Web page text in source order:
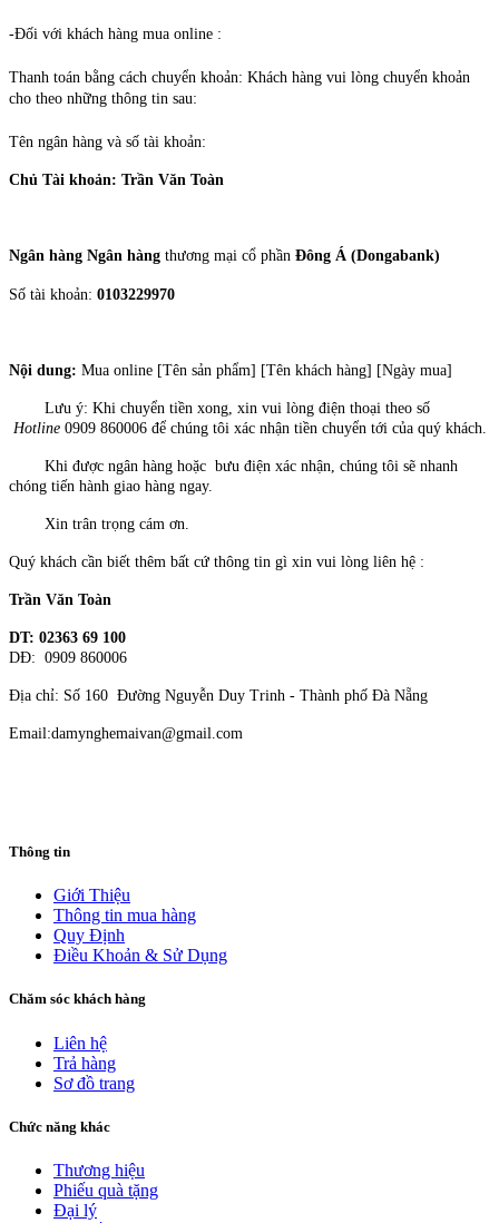
-Đối với khách hàng mua online :
Thanh toán bằng cách chuyển khoản: Khách hàng vui lòng chuyển khoản
cho theo những thông tin sau:
Tên ngân hàng và số tài khoản:
Chủ Tài khoản: Trần Văn Toàn
Ngân hàng Ngân hàng thương mại cổ phần Đông Á (Dongabank)
Số tài khoản: 0103229970
Nội dung: Mua online [Tên sản phẩm] [Tên khách hàng] [Ngày mua]
Lưu ý: Khi chuyển tiền xong, xin vui lòng điện thoại theo số
Hotline 0909 860006 để chúng tôi xác nhận tiền chuyển tới của quý khách.
Khi được ngân hàng hoặc bưu điện xác nhận, chúng tôi sẽ nhanh
chóng tiến hành giao hàng ngay.
Xin trân trọng cám ơn.
Quý khách cần biết thêm bất cứ thông tin gì xin vui lòng liên hệ :
Trần Văn Toàn
DT: 02363 69 100
DĐ: 0909 860006
Địa chỉ: Số 160 Đường Nguyễn Duy Trinh - Thành phố Đà Nẵng
Email:damynghemaivan@gmail.com
Thông tin
Giới Thiệu
Thông tin mua hàng
Quy Định
Điều Khoản & Sử Dụng
Chăm sóc khách hàng
Liên hệ
Trả hàng
Sơ đồ trang
Chức năng khác
Thương hiệu
Phiếu quà tặng
Đại lý